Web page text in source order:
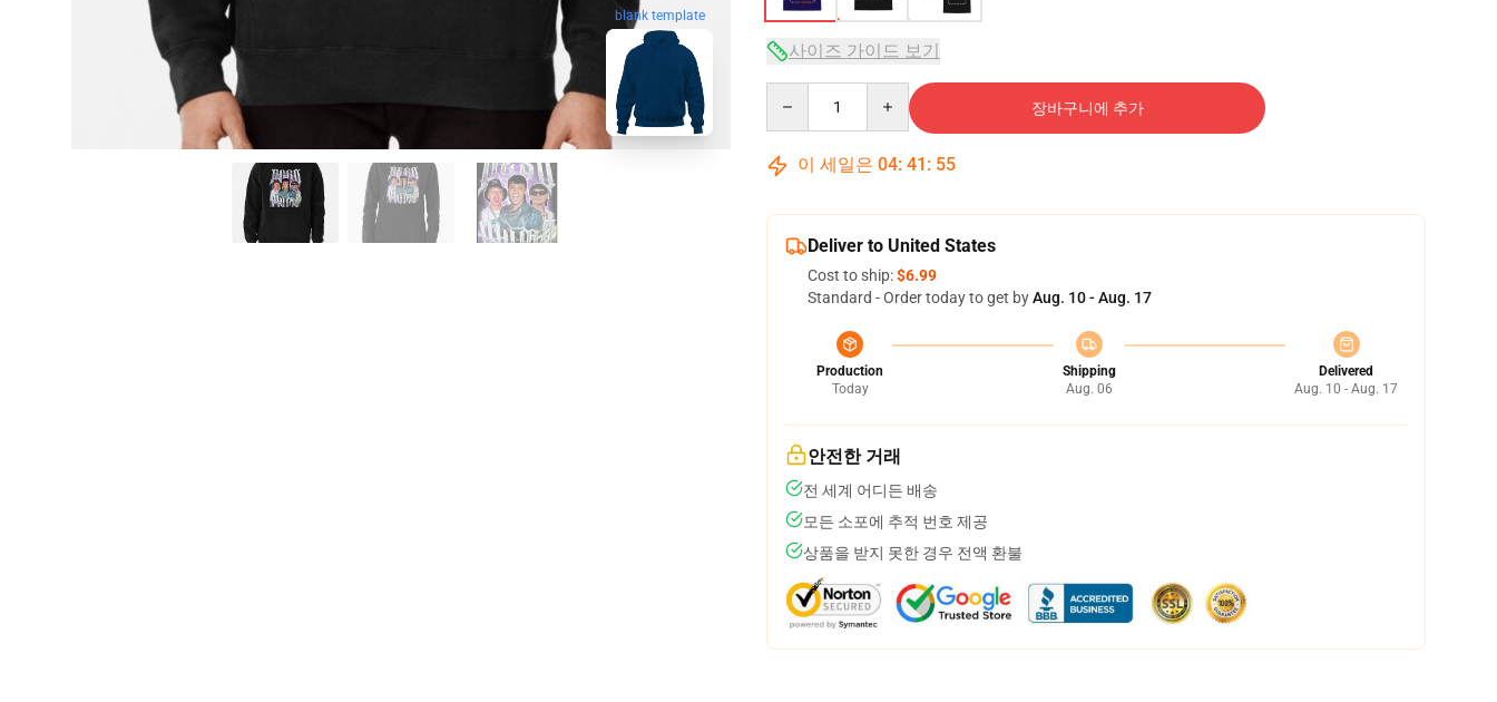
blank template
사이즈 가이드 보기
장바구니에 추가
이 세일은 04: 41 : 54
Deliver to United States
Cost to ship:$6.99
Standard - Order today to get byAug. 10 - Aug. 17
Production
Today
Shipping
Aug. 06
Delivered
Aug. 10 - Aug. 17
안전한 거래
전 세계 어디든 배송
모든 소포에 추적 번호 제공
상품을 받지 못한 경우 전액 환불